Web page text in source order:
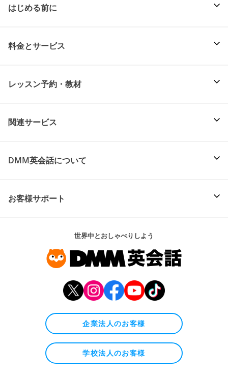
はじめる前に
料金とサービス
レッスン予約・教材
関連サービス
DMM英会話について
お客様サポート
世界中とおしゃべりしよう
企業法人のお客様
学校法人のお客様